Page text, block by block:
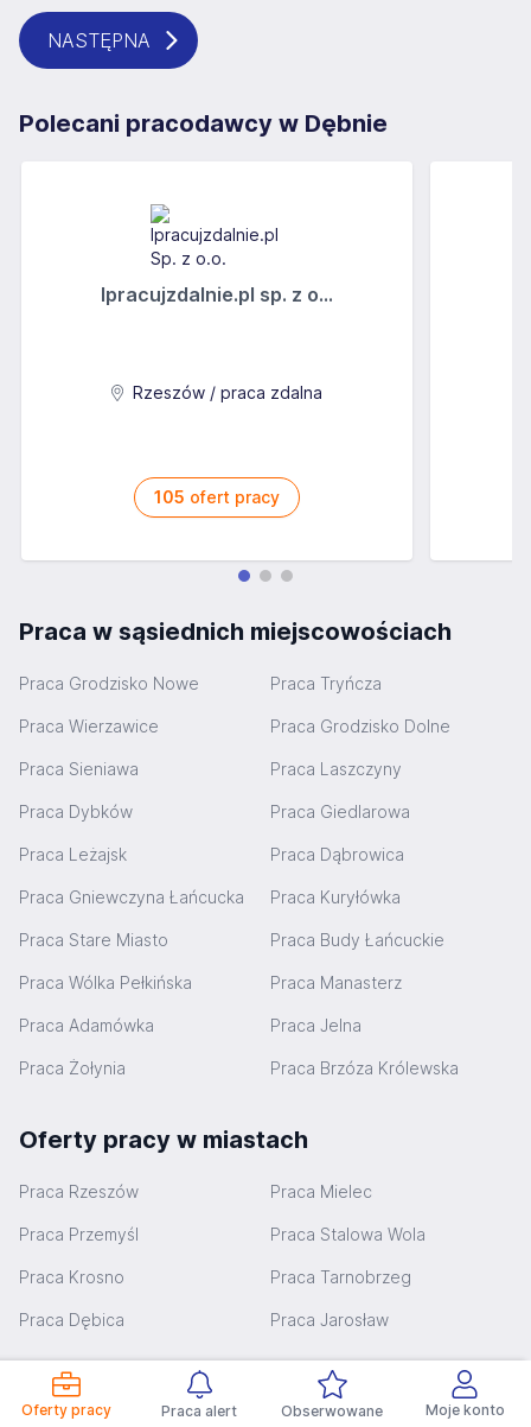
Oferty pracy Praca alert Obserwowane Moje konto
NASTĘPNA
Polecani pracodawcy w Dębnie
Ipracujzdalnie.pl sp. z o...
Rzeszów / praca zdalna
105 ofert pracy
Praca w sąsiednich miejscowościach
Praca Grodzisko Nowe Praca Tryńcza
Praca Wierzawice Praca Grodzisko Dolne
Praca Sieniawa Praca Laszczyny
Praca Dybków Praca Giedlarowa
Praca Leżajsk Praca Dąbrowica
Praca Gniewczyna Łańcucka Praca Kuryłówka
Praca Stare Miasto Praca Budy Łańcuckie
Praca Wólka Pełkińska Praca Manasterz
Praca Adamówka Praca Jelna
Praca Żołynia Praca Brzóza Królewska
Oferty pracy w miastach
Praca Rzeszów Praca Mielec
Praca Przemyśl Praca Stalowa Wola
Praca Krosno Praca Tarnobrzeg
Praca Dębica Praca Jarosław